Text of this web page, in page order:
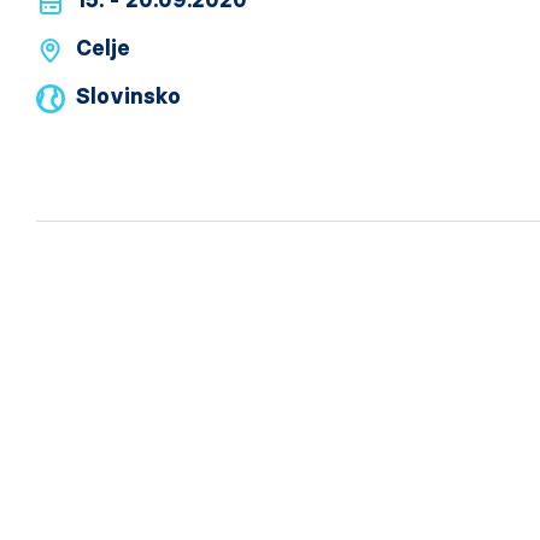
Celje
Slovinsko